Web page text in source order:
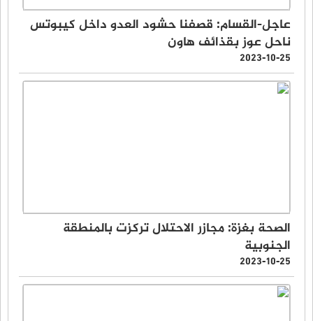
عاجل-القسام: قصفنا حشود العدو داخل كيبوتس
ناحل عوز بقذائف هاون
2023-10-25
الصحة بغزة: مجازر الاحتلال تركزت بالمنطقة
الجنوبية
2023-10-25